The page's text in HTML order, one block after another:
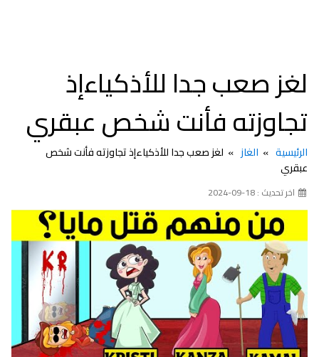
لغز صعب جدا للأذكياءإذ
تجاوزته فأنت شخص عبقري
الرئيسية الغاز
لغز صعب جدا للأذكياءإذ تجاوزته فأنت شخص
عبقري
اخر تحديث : 18-09-2024